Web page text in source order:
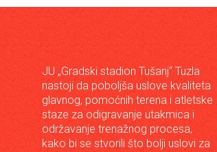
JU „Gradski stadion Tušanj“ Tuzla
nastoji da poboljša uslove kvaliteta
glavnog, pomoćnih terena i atletske
staze za odigravanje utakmica i
održavanje trenažnog procesa,
kako bi se stvorili što bolji uslovi za